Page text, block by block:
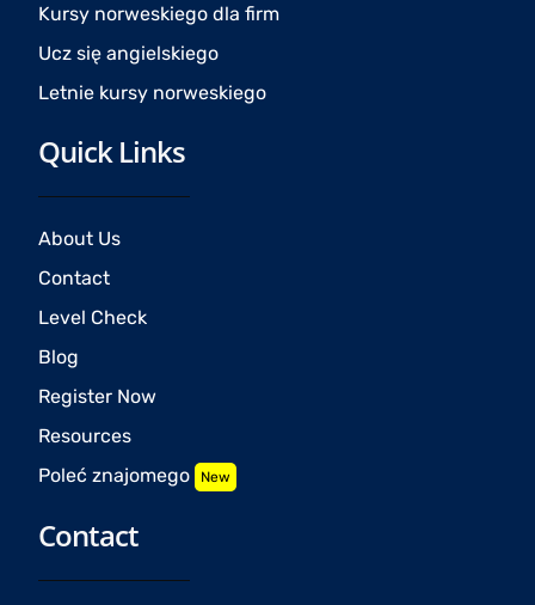
Kursy norweskiego dla firm
Ucz się angielskiego
Letnie kursy norweskiego
Quick Links
About Us
Contact
Level Check
Blog
Register Now
Resources
Poleć znajomego New
Contact